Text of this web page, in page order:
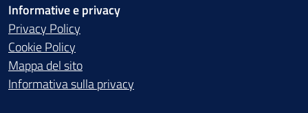
Informative e privacy
Privacy Policy
Cookie Policy
Mappa del sito
Informativa sulla privacy